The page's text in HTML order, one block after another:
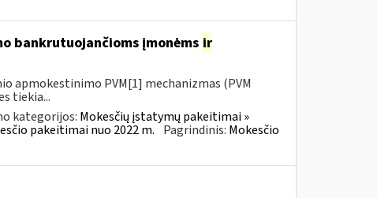
bankrutuojančioms įmonėms ir
apmokestinimo PVM[1] mechanizmas (PVM
tiekia...
kategorijos: Mokesčių įstatymų pakeitimai »
pakeitimai nuo 2022 m. Pagrindinis: Mokesčio